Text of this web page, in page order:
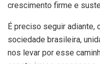
crescimento firme e
É preciso seguir adiante,
sociedade brasileira,
nos levar por esse